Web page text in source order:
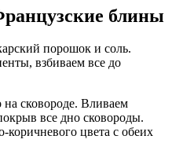
блины
порошок и соль.
взбиваем все до
сковороде. Вливаем
все дно сковороды.
цвета с обеих